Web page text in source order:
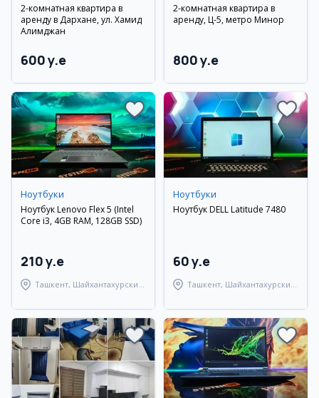
2-комнатная квартира в
аренду в Дархане, ул. Хамид
Алимджан
600 y.e
2-комнатная квартира в
аренду, Ц-5, метро Минор
800 y.e
Ноутбуки
Ноутбук Lenovo Flex 5 (Intel
Core i3, 4GB RAM, 128GB SSD)
210 y.e
Ташкент, Шайхантахурский
Ноутбуки
Ноутбук DELL Latitude 7480
60 y.e
Ташкент, Шайхантахурский